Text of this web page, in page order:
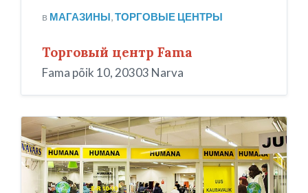
в МАГАЗИНЫ ТОРГОВЫЕ ЦЕНТРЫ
Торговый центр Fama
Fama põik 10, 20303 Narva
Хумана
секонд
хенд